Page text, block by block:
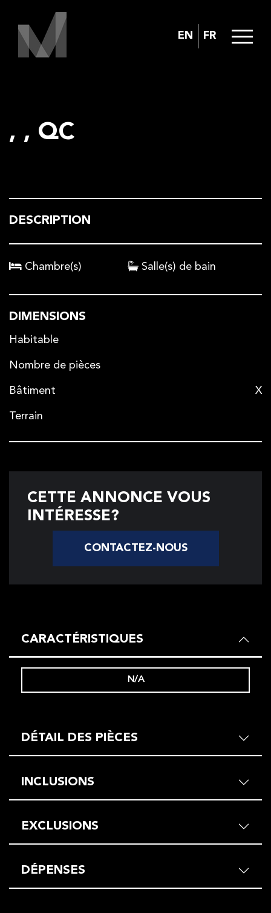
EN FR
, , QC
DESCRIPTION
Chambre(s) Salle(s) de bain
DIMENSIONS
Habitable
Nombre de pièces
Bâtiment X
Terrain
CETTE ANNONCE VOUS
INTÉRESSE?
CONTACTEZ-NOUS
CARACTÉRISTIQUES
N/A
DÉTAIL DES PIÈCES
INCLUSIONS
EXCLUSIONS
DÉPENSES